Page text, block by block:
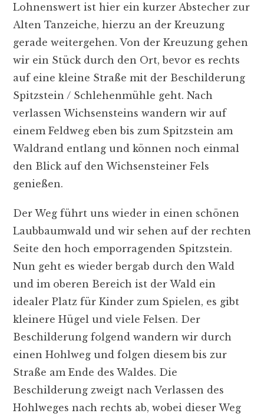
Lohnenswert ist hier ein kurzer Abstecher zur
Alten Tanzeiche, hierzu an der Kreuzung
gerade weitergehen. Von der Kreuzung gehen
wir ein Stück durch den Ort, bevor es rechts
auf eine kleine Straße mit der Beschilderung
Spitzstein / Schlehenmühle geht. Nach
verlassen Wichsensteins wandern wir auf
einem Feldweg eben bis zum Spitzstein am
Waldrand entlang und können noch einmal
den Blick auf den Wichsensteiner Fels
genießen.
Der Weg führt uns wieder in einen schönen
Laubbaumwald und wir sehen auf der rechten
Seite den hoch emporragenden Spitzstein.
Nun geht es wieder bergab durch den Wald
und im oberen Bereich ist der Wald ein
idealer Platz für Kinder zum Spielen, es gibt
kleinere Hügel und viele Felsen. Der
Beschilderung folgend wandern wir durch
einen Hohlweg und folgen diesem bis zur
Straße am Ende des Waldes. Die
Beschilderung zweigt nach Verlassen des
Hohlweges nach rechts ab, wobei dieser Weg